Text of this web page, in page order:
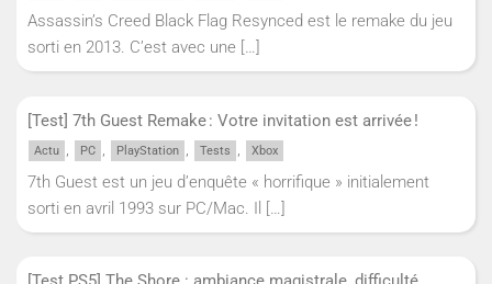
Assassin’s Creed Black Flag Resynced est le remake du jeu
sorti en 2013. C’est avec une […]
[Test] 7th Guest Remake : Votre invitation est arrivée !
Actu , PC , PlayStation , Tests , Xbox
7th Guest est un jeu d’enquête « horrifique » initialement
sorti en avril 1993 sur PC/Mac. Il […]